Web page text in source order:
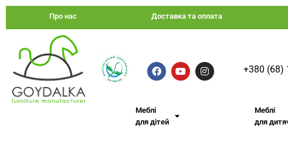
Про нас Доставка та оплата
+380 (68)
Меблі
для дітей
Меблі
для